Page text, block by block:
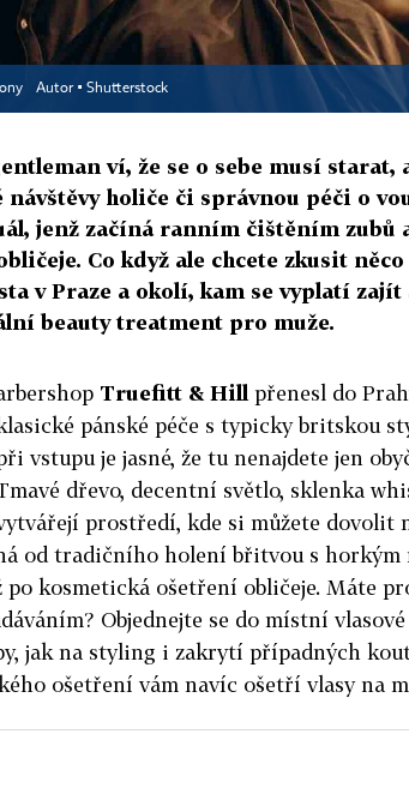
Autor ▪ Shutterstock
ví, že se o sebe musí starat,
holiče či správnou péči o
jenž začíná ranním čištěním zubů
Co když ale chcete zkusit
v Praze a okolí, kam se vyplatí zajít
beauty treatment pro muže.
Truefitt & Hill přenesl do
pánské péče s typicky britskou
vstupu je jasné, že tu nenajdete jen
dřevo, decentní světlo, sklenka
prostředí, kde si můžete dovolit
od tradičního holení břitvou s
po kosmetická ošetření obličeje. Máte
Objednejte se do místní
jak na styling i zakrytí případných
ošetření vám navíc ošetří vlasy na